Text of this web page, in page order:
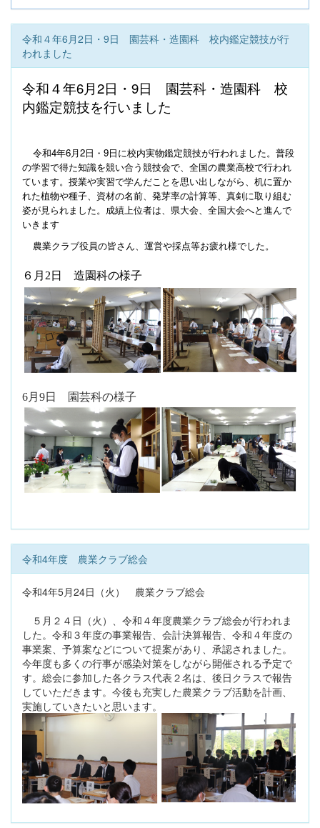
令和４年6月2日・9日 園芸科・造園科 校内鑑定競技が行
われました
令和４年6月2日・ 9日 園芸科・造園科 校
内鑑定競技を行いました
令和4年6月2日・9日に校内実物鑑定競技が行われました。普段
の学習で得た知識を競い合う競技会で、全国の農業高校で行われ
ています。授業や実習で学んだことを思い出しながら、机に置か
れた植物や種子、資材の名前、発芽率の計算等、真剣に取り組む
姿が見られました。成績上位者は、県大会、全国大会へと進んで
いきます
農業クラブ役員の皆さん、運営や採点等お疲れ様でした。
６月 2 日 造園科の様子
6月 9日 園芸科の様子
令和4年度 農業クラブ総会
令和4年5月24日（火） 農業クラブ総会
５月２４日（火）、令和４年度農業クラブ総会が行われま
した。令和３年度の事業報告、会計決算報告、令和４年度の
事業案、予算案などについて提案があり、承認されました。
今年度も多くの行事が感染対策をしながら開催される予定で
す。総会に参加した各クラス代表２名は、後日クラスで報告
していただきます。今後も充実した農業クラブ活動を計画、
実施していきたいと思います。